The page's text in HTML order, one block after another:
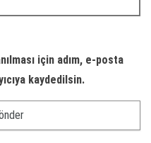
için adım, e-posta
kaydedilsin.